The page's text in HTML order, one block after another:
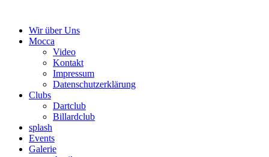
Wir über Uns
Mocca
Video
Kontakt
Impressum
Datenschutzerklärung
Clubs
Dartclub
Billardclub
splash
Events
Galerie